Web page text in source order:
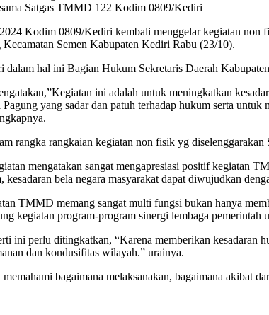
Satgas TMMD 122 Kodim 0809/Kediri
Kodim 0809/Kediri kembali menggelar kegiatan non
Semen Kabupaten Kediri Rabu (23/10).
hal ini Bagian Hukum Sekretaris Daerah
ini adalah untuk meningkatkan
yang sadar dan patuh terhadap hukum serta
rangka rangkaian kegiatan non fisik yg
mengatakan sangat mengapresiasi positif kegiatan
bela negara masyarakat dapat diwujudkan
TMMD memang sangat multi fungsi bukan hanya
kegiatan program-program sinergi lembaga pemerintah
ini perlu ditingkatkan, “Karena memberikan
dan kondusifitas wilayah.” urainya.
bagaimana melaksanakan, bagaimana akibat